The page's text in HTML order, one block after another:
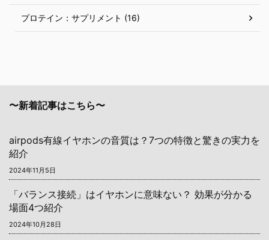
プロテイン：サプリメント (16)
〜新着記事はこちら〜
airpods有線イヤホンの音質は？7つの特徴と驚きの実力を
紹介
2024年11月5日
「バランス接続」はイヤホンに意味ない？ 効果が分かる
場面4つ紹介
2024年10月28日